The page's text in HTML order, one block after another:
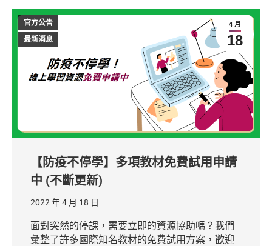
4 月
18
官方公告
最新消息
【防疫不停學】多項教材免費試用申請
中 (不斷更新)
2022 年 4 月 18 日
面對突然的停課，需要立即的資源協助嗎？我們
彙整了許多國際知名教材的免費試用方案，歡迎